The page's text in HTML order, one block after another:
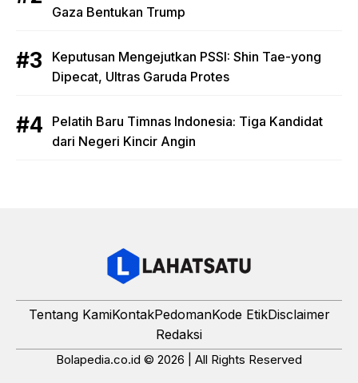
Gaza Bentukan Trump
Keputusan Mengejutkan PSSI: Shin Tae-yong
Dipecat, Ultras Garuda Protes
Pelatih Baru Timnas Indonesia: Tiga Kandidat
dari Negeri Kincir Angin
Tentang KamiKontakPedomanKode EtikDisclaimer
Redaksi
Bolapedia.co.id © 2026 | All Rights Reserved